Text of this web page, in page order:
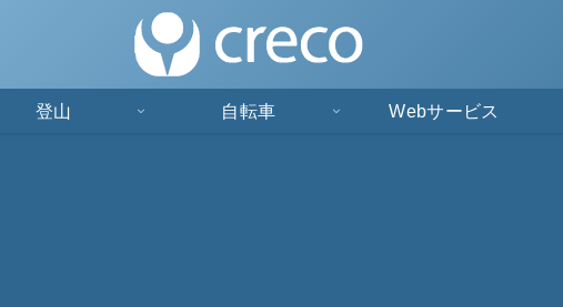
登山 自転車 Webサービス